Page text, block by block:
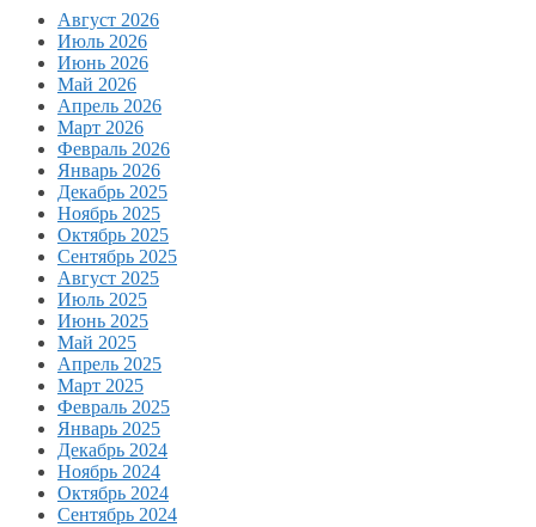
Август 2026
Июль 2026
Июнь 2026
Май 2026
Апрель 2026
Март 2026
Февраль 2026
Январь 2026
Декабрь 2025
Ноябрь 2025
Октябрь 2025
Сентябрь 2025
Август 2025
Июль 2025
Июнь 2025
Май 2025
Апрель 2025
Март 2025
Февраль 2025
Январь 2025
Декабрь 2024
Ноябрь 2024
Октябрь 2024
Сентябрь 2024